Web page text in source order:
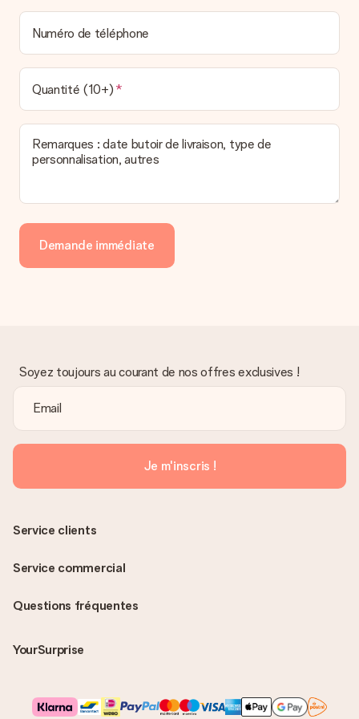
Réception du cadeau
Que puis-je faire si le cadeau ne me convient pas tout à
fait ?
Nous déplorons le fait que votre cadeau ne vous plaise pas.
Vous pouvez dans ce cas contacter notre service client qui
La facture est-elle envoyée avec le cadeau ?
Nous n’envoyons pas de facture avec le cadeau. Nous vous
personnel MySurprise. Vous pouvez ainsi être tranquille et
envoyer directement le cadeau à l’heureux destinataire, pour
un véritable effet surprise !
Numéro de téléphone
Quantité (10+)
Remarques : date butoir de livraison, type de
personnalisation, autres
Demande immédiate
Soyez toujours au courant de nos offres exclusives !
Je m'inscris !
Questions fréquentes
YourSurprise
Service clients
Service commercial